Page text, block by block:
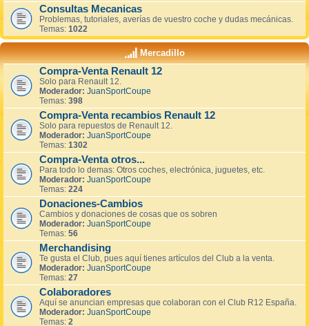
Consultas Mecanicas
Problemas, tutoriales, averías de vuestro coche y dudas mecánicas.
Temas: 1022
Mercadillo
Compra-Venta Renault 12
Solo para Renault 12.
Moderador: JuanSportCoupe
Temas: 398
Compra-Venta recambios Renault 12
Solo para repuestos de Renault 12.
Moderador: JuanSportCoupe
Temas: 1302
Compra-Venta otros...
Para todo lo demas: Otros coches, electrónica, juguetes, etc.
Moderador: JuanSportCoupe
Temas: 224
Donaciones-Cambios
Cambios y donaciones de cosas que os sobren
Moderador: JuanSportCoupe
Temas: 56
Merchandising
Te gusta el Club, pues aquí tienes artículos del Club a la venta.
Moderador: JuanSportCoupe
Temas: 27
Colaboradores
Aquí se anuncian empresas que colaboran con el Club R12 España.
Moderador: JuanSportCoupe
Temas: 2